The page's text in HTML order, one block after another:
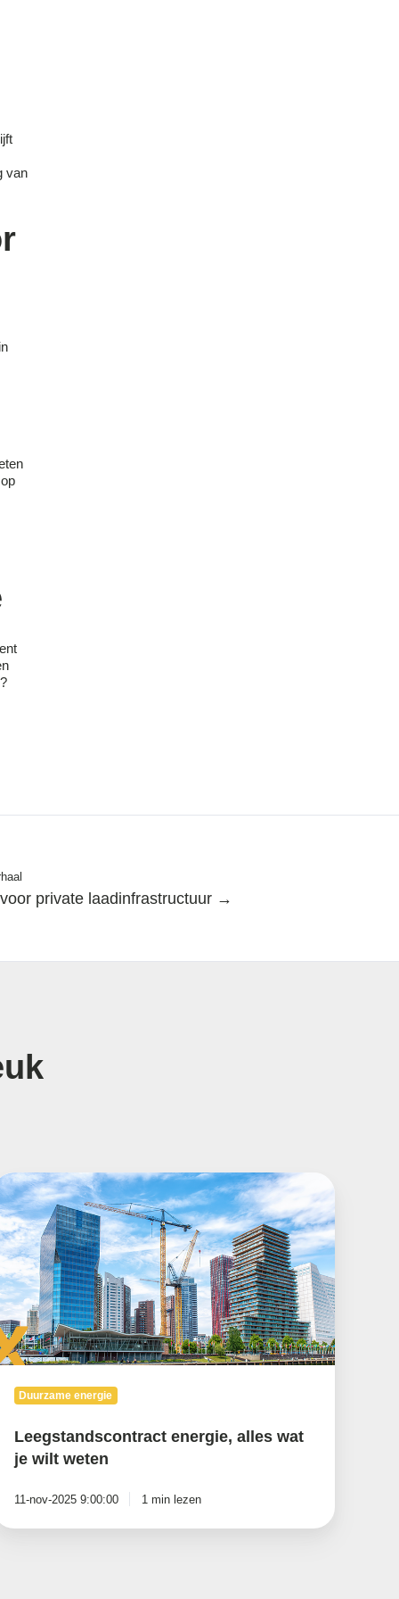
van
private laadinfrastructuur →
Duurzame energie
Leegstandscontract energie, alles wat
je wilt weten
11-nov-2025 9:00:00 1 min lezen